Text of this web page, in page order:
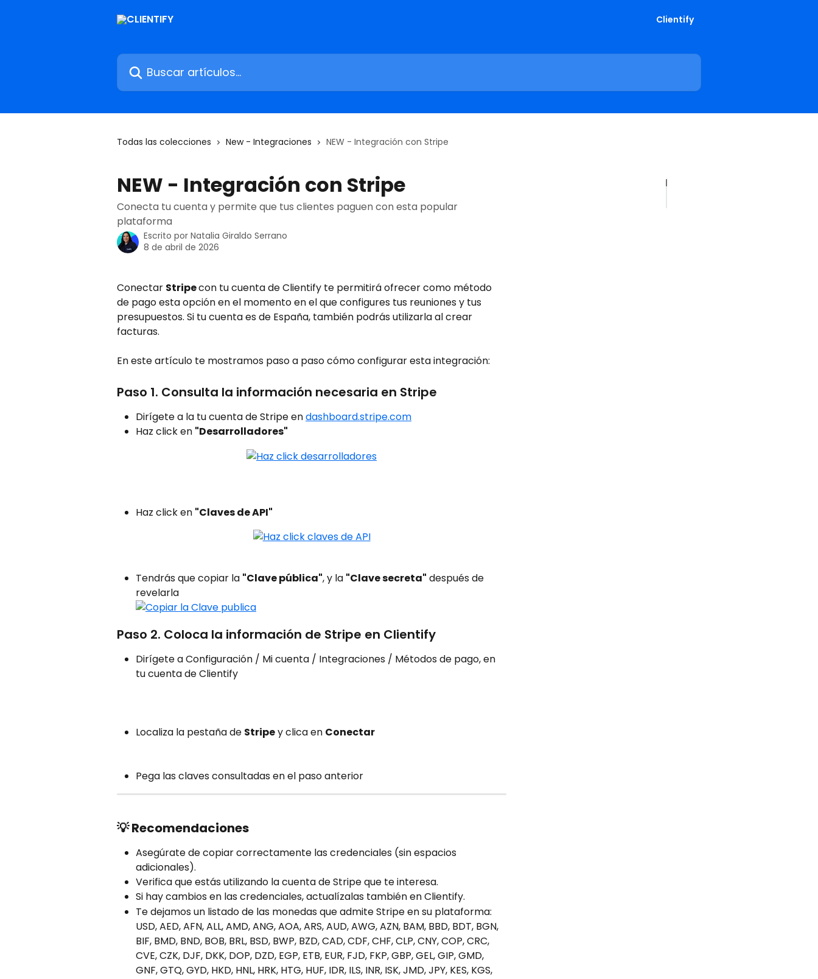
Clientify
Buscar artículos...
Todas las colecciones New - Integraciones NEW - Integración con Stripe
NEW - Integración con Stripe
Conecta tu cuenta y permite que tus clientes paguen con esta popular
plataforma
Escrito por Natalia Giraldo Serrano
8 de abril de 2026
Conectar Stripe con tu cuenta de Clientify te permitirá ofrecer como método
de pago esta opción en el momento en el que configures tus reuniones y tus
presupuestos. Si tu cuenta es de España, también podrás utilizarla al crear
facturas.
En este artículo te mostramos paso a paso cómo configurar esta integración:
Paso 1. Consulta la información necesaria en Stripe
Dirígete a la tu cuenta de Stripe en dashboard.stripe.com
Haz click en "Desarrolladores"
Haz click en "Claves de API"
Tendrás que copiar la "Clave pública", y la "Clave secreta" después de
revelarla
Paso 2. Coloca la información de Stripe en Clientify
Dirígete a Configuración / Mi cuenta / Integraciones / Métodos de pago, en
tu cuenta de Clientify
Localiza la pestaña de Stripe y clica en Conectar
Pega las claves consultadas en el paso anterior
💡 Recomendaciones
Asegúrate de copiar correctamente las credenciales (sin espacios
adicionales).
Verifica que estás utilizando la cuenta de Stripe que te interesa.
Si hay cambios en las credenciales, actualízalas también en Clientify.
Te dejamos un listado de las monedas que admite Stripe en su plataforma:
USD, AED, AFN, ALL, AMD, ANG, AOA, ARS, AUD, AWG, AZN, BAM, BBD, BDT, BGN,
BIF, BMD, BND, BOB, BRL, BSD, BWP, BZD, CAD, CDF, CHF, CLP, CNY, COP, CRC,
CVE, CZK, DJF, DKK, DOP, DZD, EGP, ETB, EUR, FJD, FKP, GBP, GEL, GIP, GMD,
GNF, GTQ, GYD, HKD, HNL, HRK, HTG, HUF, IDR, ILS, INR, ISK, JMD, JPY, KES, KGS,